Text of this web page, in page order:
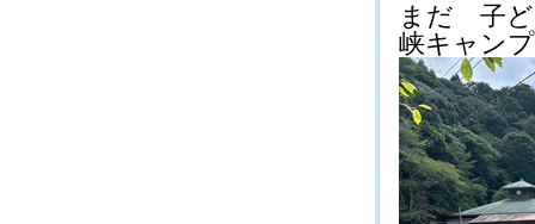
まだ 子ど
峡キャン